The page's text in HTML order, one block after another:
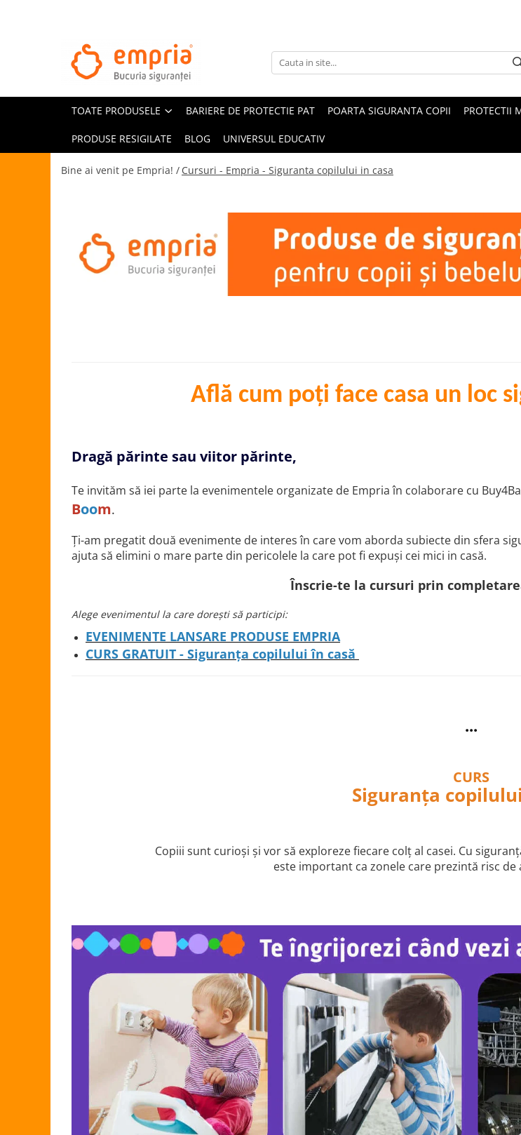
TOATE PRODUSELE
Oferte Protectii Laterale Pat
Bariere protectie pentru pat
Aparatori laterale patut bebe
Sigurante geamuri si usi glisante
Kituri de siguranta pentru copii si
Echipament protectie bicicleta si
Haine & accesorii plaja
Haine plaja / inot
Ochelari de soare
Puericultura mare
Somnul bebelusului
Carucioare si scaune auto
Jucarii bebelusi
Covorase ortopedice senzoriale
Cuburi magnetice JollyHeap®
Rechizite scolare
Stikere decorative si covoare
TOATE PRODUSELE BARIERE DE PROTECTIE PAT POARTA SIGURANTA COPII PROTECTII
PRODUSE RESIGILATE BLOG UNIVERSUL EDUCATIV
Bine ai venit pe Empria! / Cursuri - Empria - Siguranta copilului in casa
Află cum poți face casa un loc
Dragă părinte sau viitor părinte,
Te invităm să iei parte la evenimentele organizate de Empria în colaborare cu
Boom.
Ți-am pregatit două evenimente de interes în care vom aborda subiecte din sfera
ajuta să elimini o mare parte din pericolele la care pot fi expuși cei mici in casă.
Înscrie-te la cursuri prin
Alege evenimentul la care dorești să participi:
EVENIMENTE LANSARE PRODUSE EMPRIA
CURS GRATUIT - Siguranța copilului în casă
...
CURS
Siguranța
Copiii sunt curioși și vor să exploreze fiecare colț al casei. Cu
este important ca zonele care prezintă risc de